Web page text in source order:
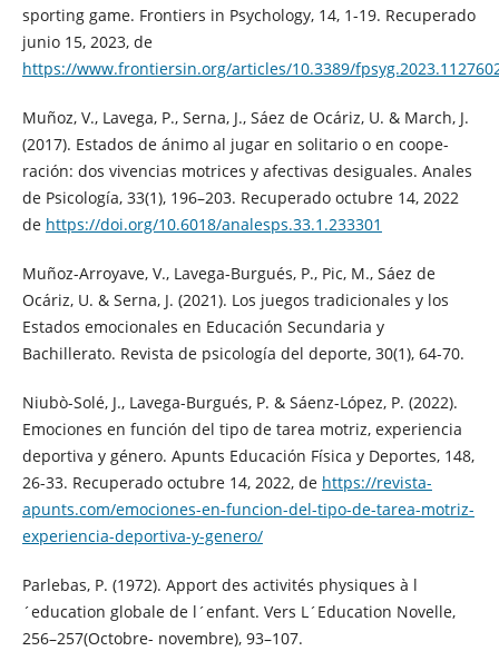
sporting game. Frontiers in Psychology, 14, 1-19. Recuperado
junio 15, 2023, de
https://www.frontiersin.org/articles/10.3389/
Muñoz, V., Lavega, P., Serna, J., Sáez de Ocáriz, U. & March, J.
(2017). Estados de ánimo al jugar en solitario o en coope-
ración: dos vivencias motrices y afectivas desiguales. Anales
de Psicología, 33(1), 196–203. Recuperado octubre 14, 2022
de https://doi.org/10.6018/analesps.33.1.233301
Muñoz-Arroyave, V., Lavega-Burgués, P., Pic, M., Sáez de
Ocáriz, U. & Serna, J. (2021). Los juegos tradicionales y los
Estados emocionales en Educación Secundaria y
Bachillerato. Revista de psicología del deporte, 30(1), 64-70.
Niubò-Solé, J., Lavega-Burgués, P. & Sáenz-López, P. (2022).
Emociones en función del tipo de tarea motriz, experiencia
deportiva y género. Apunts Educación Física y Deportes, 148,
26-33. Recuperado octubre 14, 2022, de https://revista-
apunts.com/emociones-en-funcion-del-tipo-de-tarea-motriz-
experiencia-deportiva-y-genero/
Parlebas, P. (1972). Apport des activités physiques à l
´education globale de l´enfant. Vers L´Education Novelle,
256–257(Octobre- novembre), 93–107.